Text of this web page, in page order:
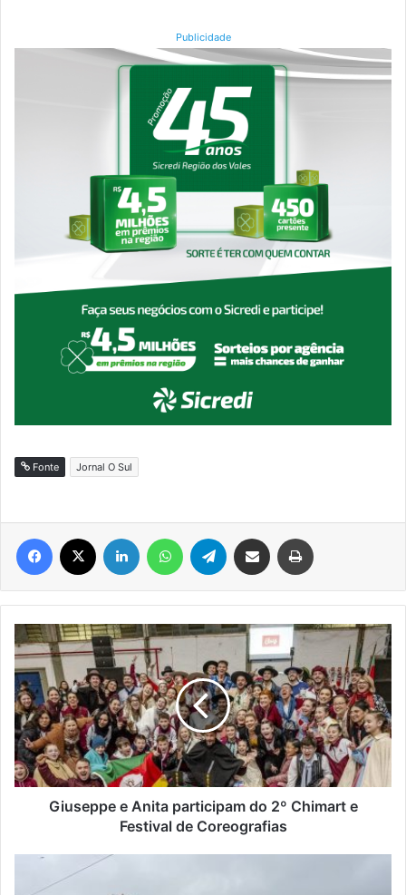
Publicidade
Fonte Jornal O Sul
Facebook Linkedin WhatsAppTelegram Compartilhar via e-mail
Giuseppe
e
Anita
participam
do
2º
Chimart
e
Festival
Giuseppe e Anita participam do 2º Chimart e
Festival de Coreografias
Prorrogado